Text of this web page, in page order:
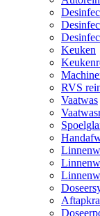
Keuken
RVS
Vaatwas